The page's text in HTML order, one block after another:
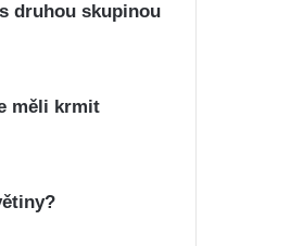
druhou skupinou
měli krmit